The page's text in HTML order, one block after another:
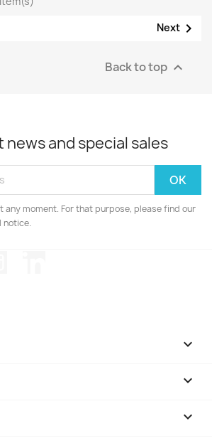
Next 
Back to top 
and special sales
any moment. For that purpose, please find our
notice.


